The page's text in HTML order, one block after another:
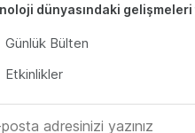
dünyasındaki gelişmeleri
Günlük Bülten
Etkinlikler